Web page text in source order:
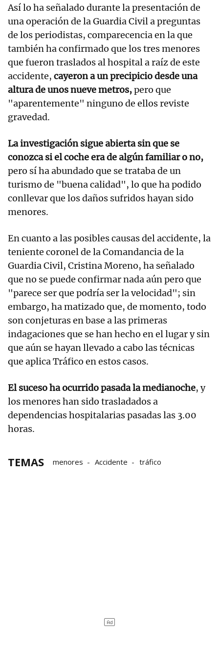
Así lo ha señalado durante la presentación de
una operación de la Guardia Civil a preguntas
de los periodistas, comparecencia en la que
también ha confirmado que los tres menores
que fueron traslados al hospital a raíz de este
accidente, cayeron a un precipicio desde una
altura de unos nueve metros,pero que
"aparentemente" ninguno de ellos reviste
gravedad.
La investigación sigue abierta sin que se
conozca si el coche era de algún familiar o no,
pero sí ha abundado que se trataba de un
turismo de "buena calidad", lo que ha podido
conllevar que los daños sufridos hayan sido
menores.
En cuanto a las posibles causas del accidente, la
teniente coronel de la Comandancia de la
Guardia Civil, Cristina Moreno, ha señalado
que no se puede confirmar nada aún pero que
"parece ser que podría ser la velocidad"; sin
embargo, ha matizado que, de momento, todo
son conjeturas en base a las primeras
indagaciones que se han hecho en el lugar y sin
que aún se hayan llevado a cabo las técnicas
que aplica Tráfico en estos casos.
El suceso ha ocurrido pasada la medianoche, y
los menores han sido trasladados a
dependencias hospitalarias pasadas las 3.00
horas.
TEMAS menores Accidente tráfico